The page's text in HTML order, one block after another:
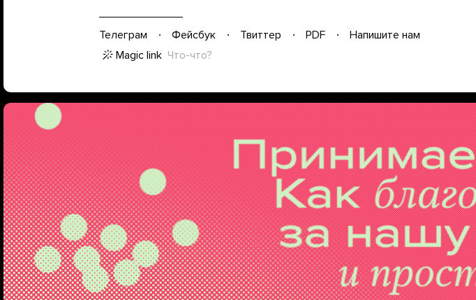
Телеграм Фейсбук Твиттер PDF
Напишите нам
Magic link Что-что?